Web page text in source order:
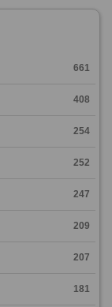
661
408
254
252
247
209
207
181